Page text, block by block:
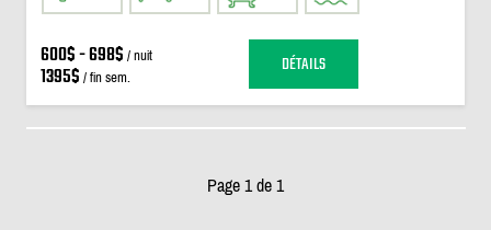
600$ - 698$ / nuit
1395$ / fin sem. DÉTAILS
Page 1 de 1